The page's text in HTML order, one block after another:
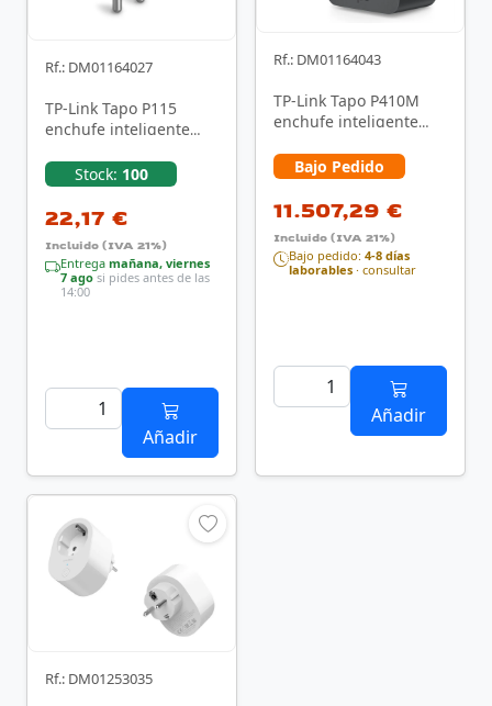
Rf.: DM01164027
TP-Link Tapo P115
enchufe inteligente
Stock: 100
22,17 €
Incluido (IVA 21%)
Entrega mañana, viernes
7 ago si pides antes de las
14:00
Añadir
Rf.: DM01164043
TP-Link Tapo P410M
enchufe inteligente
Bajo Pedido
11.507,29 €
Incluido (IVA 21%)
Bajo pedido: 4-8 días
laborables · consultar
Añadir
Rf.: DM01253035